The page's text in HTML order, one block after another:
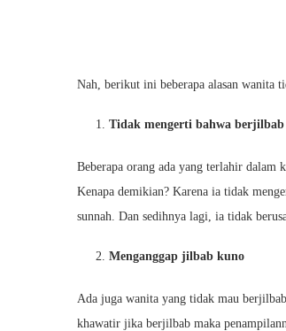
Nah, berikut ini beberapa alasan wanita
Tidak mengerti bahwa
Beberapa orang ada yang terlahir dalam
Kenapa demikian? Karena ia tidak
sunnah. Dan sedihnya lagi, ia tidak
Menganggap jilbab kuno
Ada juga wanita yang tidak mau
khawatir jika berjilbab maka